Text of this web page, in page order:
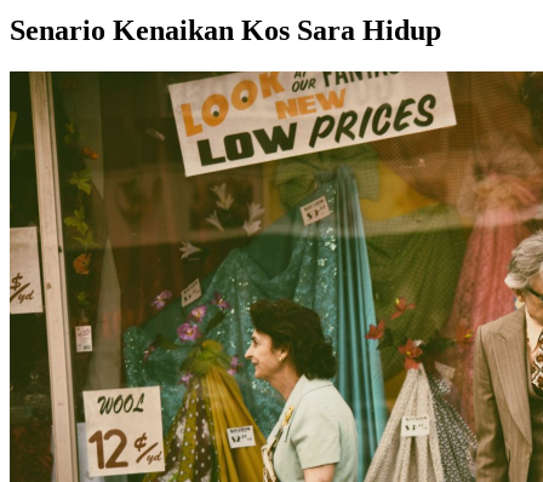
Senario Kenaikan Kos Sara Hidup